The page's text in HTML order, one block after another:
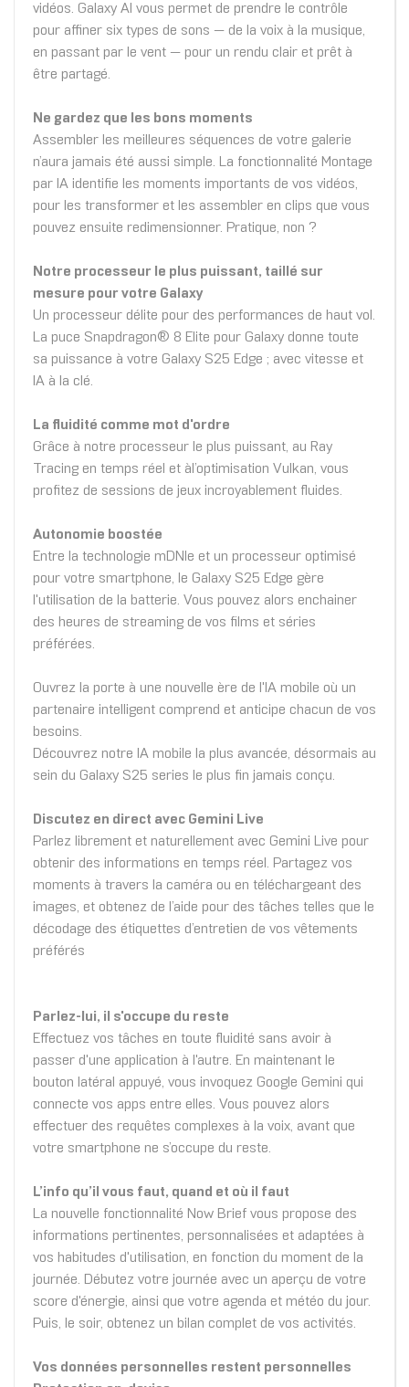
vidéos. Galaxy AI vous permet de prendre le contrôle
pour affiner six types de sons — de la voix à la musique,
en passant par le vent — pour un rendu clair et prêt à
être partagé.
Ne gardez que les bons moments
Assembler les meilleures séquences de votre galerie
n’aura jamais été aussi simple. La fonctionnalité Montage
par IA identifie les moments importants de vos vidéos,
pour les transformer et les assembler en clips que vous
pouvez ensuite redimensionner. Pratique, non ?
Notre processeur le plus puissant, taillé sur
mesure pour votre Galaxy
Un processeur délite pour des performances de haut vol.
La puce Snapdragon® 8 Elite pour Galaxy donne toute
sa puissance à votre Galaxy S25 Edge ; avec vitesse et
IA à la clé.
La fluidité comme mot d'ordre
Grâce à notre processeur le plus puissant, au Ray
Tracing en temps réel et àl’optimisation Vulkan, vous
profitez de sessions de jeux incroyablement fluides.
Autonomie boostée
Entre la technologie mDNIe et un processeur optimisé
pour votre smartphone, le Galaxy S25 Edge gère
l'utilisation de la batterie. Vous pouvez alors enchainer
des heures de streaming de vos films et séries
préférées.
Ouvrez la porte à une nouvelle ère de l'IA mobile où un
partenaire intelligent comprend et anticipe chacun de vos
besoins.
Découvrez notre IA mobile la plus avancée, désormais au
sein du Galaxy S25 series le plus fin jamais conçu.
Discutez en direct avec Gemini Live
Parlez librement et naturellement avec Gemini Live pour
obtenir des informations en temps réel. Partagez vos
moments à travers la caméra ou en téléchargeant des
images, et obtenez de l’aide pour des tâches telles que le
décodage des étiquettes d’entretien de vos vêtements
préférés
Parlez-lui, il s'occupe du reste
Effectuez vos tâches en toute fluidité sans avoir à
passer d'une application à l'autre. En maintenant le
bouton latéral appuyé, vous invoquez Google Gemini qui
connecte vos apps entre elles. Vous pouvez alors
effectuer des requêtes complexes à la voix, avant que
votre smartphone ne s’occupe du reste.
L’info qu’il vous faut, quand et où il faut
La nouvelle fonctionnalité Now Brief vous propose des
informations pertinentes, personnalisées et adaptées à
vos habitudes d'utilisation, en fonction du moment de la
journée. Débutez votre journée avec un aperçu de votre
score d'énergie, ainsi que votre agenda et météo du jour.
Puis, le soir, obtenez un bilan complet de vos activités.
Vos données personnelles restent personnelles